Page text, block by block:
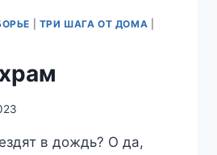
ТРИ ШАГА ОТ ДОМА
в дождь? О да,